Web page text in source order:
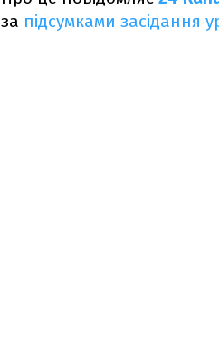
за підсумками засідання